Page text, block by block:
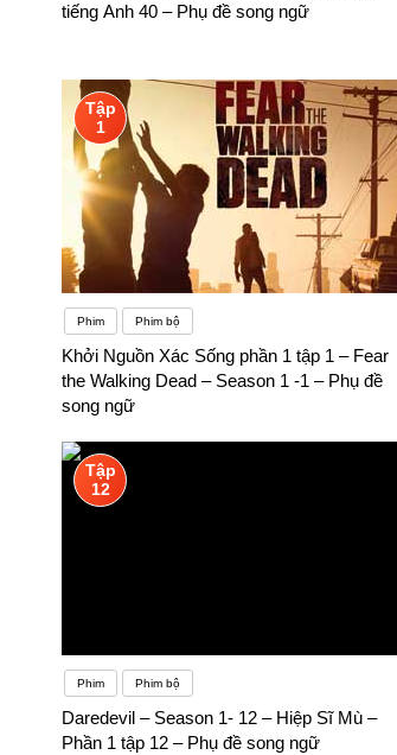
tiếng Anh 40 – Phụ đề song ngữ
Tập
1
Phim Phim bộ
Khởi Nguồn Xác Sống phần 1 tập 1 – Fear
the Walking Dead – Season 1 -1 – Phụ đề
song ngữ
Tập
12
Phim Phim bộ
Daredevil – Season 1- 12 – Hiệp Sĩ Mù –
Phần 1 tập 12 – Phụ đề song ngữ